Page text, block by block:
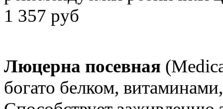
1 357 руб
Люцерна посевная
богато белком,